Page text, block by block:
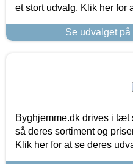
et stort udvalg. Klik her for
Se udvalget
Byghjemme.dk drives i tæt
så deres sortiment og
Klik her for at se deres